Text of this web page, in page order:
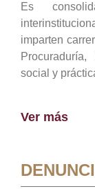
Es
imparten
social y
Ver más